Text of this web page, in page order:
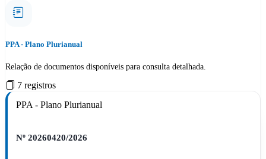
PPA - Plano Plurianual
Relação de documentos disponíveis para consulta detalhada.
7 registros
PPA - Plano Plurianual
Nº 20260420/2026